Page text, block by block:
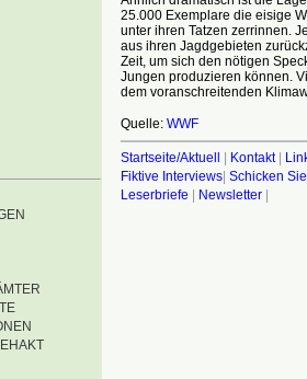
25.000 Exemplare die eisige
unter ihren Tatzen zerrinnen.
aus ihren Jagdgebieten
Zeit, um sich den nötigen
Jungen produzieren können.
dem voranschreitenden
Quelle: WWF
Startseite/Aktuell | Kontakt|
Fiktive Interviews| Schicken
Leserbriefe | Newsletter|